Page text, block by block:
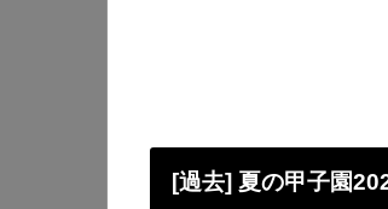
[過去] 夏の甲子園